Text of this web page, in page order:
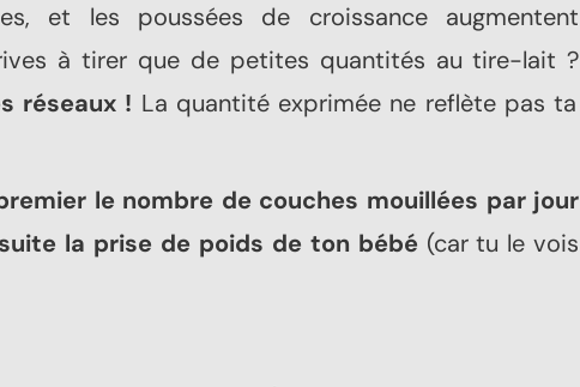
et les poussées de croissance augmentent
à tirer que de petites quantités au tire-lait ?
réseaux ! La quantité exprimée ne reflète pas ta
le nombre de couches mouillées par jour
la prise de poids de ton bébé (car tu le vois